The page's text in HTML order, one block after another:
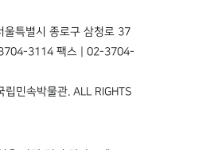
특별시 종로구 삼청로 37
3114 팩스 | 02-3704-
민속박물관. ALL RIGHTS